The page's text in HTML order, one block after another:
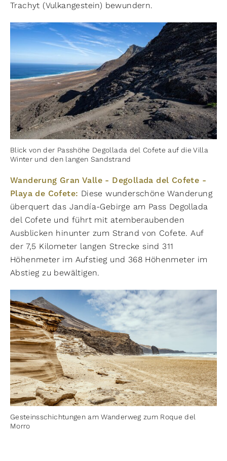
Trachyt (Vulkangestein) bewundern.
Blick von der Passhöhe Degollada del Cofete auf die Villa
Winter und den langen Sandstrand
Wanderung Gran Valle - Degollada del Cofete -
Playa de Cofete: Diese wunderschöne Wanderung
überquert das Jandía-Gebirge am Pass Degollada
del Cofete und führt mit atemberaubenden
Ausblicken hinunter zum Strand von Cofete. Auf
der 7,5 Kilometer langen Strecke sind 311
Höhenmeter im Aufstieg und 368 Höhenmeter im
Abstieg zu bewältigen.
Gesteinsschichtungen am Wanderweg zum Roque del
Morro